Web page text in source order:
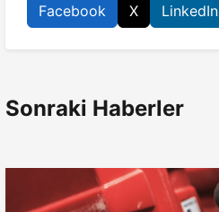
Facebook X LinkedIn
Sonraki Haberler